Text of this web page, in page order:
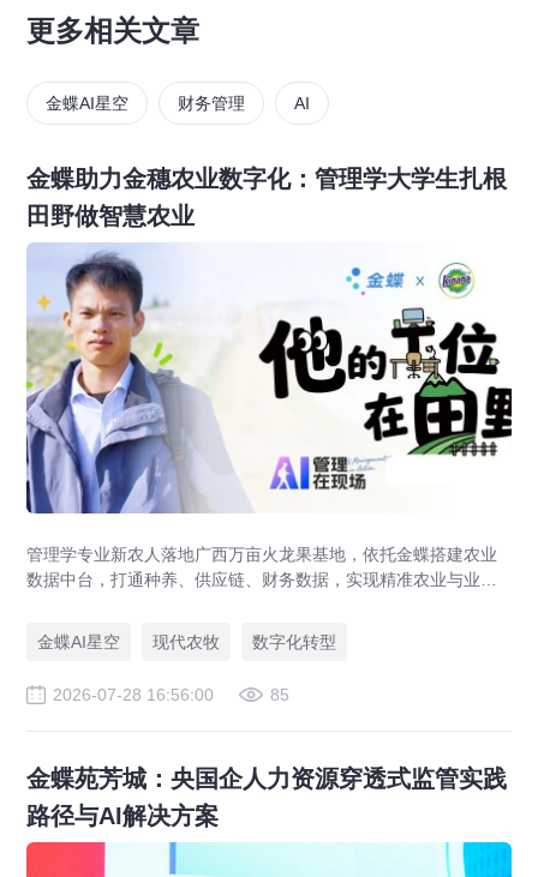
更多相关文章
金蝶AI星空 财务管理 AI
金蝶助力金穗农业数字化：管理学大学生扎根
田野做智慧农业
管理学专业新农人落地广西万亩火龙果基地，依托金蝶搭建农业
数据中台，打通种养、供应链、财务数据，实现精准农业与业财
金蝶AI星空
现代农牧 数字化转型
2026-07-28 16:56:00 85
金蝶苑芳城：央国企人力资源穿透式监管实践
路径与AI解决方案